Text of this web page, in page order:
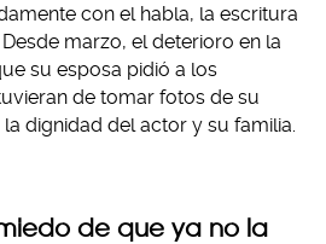
con el habla, la escritura
marzo, el deterioro en la
su esposa pidió a los
de tomar fotos de su
dignidad del actor y su familia.
de que ya no la